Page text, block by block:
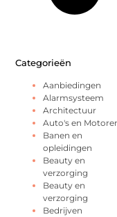
Categorieën
Aanbiedingen
Alarmsysteem
Architectuur
Auto's en
Banen en
opleidingen
Beauty en
verzorging
Beauty en
verzorging
Bedrijven